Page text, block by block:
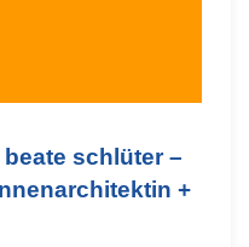
schlüter –
+